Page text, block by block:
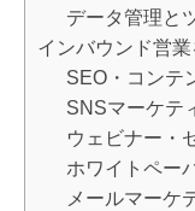
データ管理と
インバウンド営
SEO・コンテ
SNSマーケテ
ウェビナー・
ホワイトペー
メールマーケ